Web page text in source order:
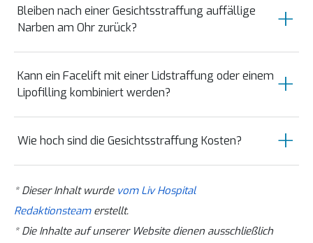
SMAS-Schicht separat anhebt und die
Gesichtsnerven, die für die Bewegung der
Muskulatur zuständig sind, bei dieser
modernen Präparationstechnik
unangetastet bleiben, bleibt Ihre
natürliche Mimik vollkommen erhalten.
Auch die Stimme wird durch einen Eingriff
Bleiben nach einer Gesichtsstraffung auffällige
Narben am Ohr zurück?
Schnittführung, die exakt in den
natürlichen Hautfalten und anatomischen
Schattenlinien vor und hinter dem Ohr
verläuft, verblassen die Schnitte im Laufe
der Monate stark. Nach Abschluss der
Narbenreifung (ca. 6 bis 12 Monate) bleibt
meist nur eine hauchdünne, weiße Linie
zurück, die selbst bei Kurzhaarfrisuren
Kann ein Facelift mit einer Lidstraffung oder einem
Lipofilling kombiniert werden?
Ästhetik sogar sehr häufig der Schlüssel
zu einem rundum harmonischen
Gesamtergebnis. Da das Gesicht im Alter
oft an Fettvolumen verliert, lässt sich die
operative Straffung ideal mit einer
Wie hoch sind die Gesichtsstraffung Kosten?
nach dem individuellen anatomischen
Aufwand, der gewählten Methode (z. B.
Minilift vs. Full-Facelift mit Hals) ve
* Dieser Inhalt wurde vom Liv Hospital
Redaktionsteamerstellt.
* Die Inhalte auf unserer Website dienen ausschließlich